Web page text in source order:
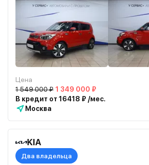
Цена
1 549 000 ₽ 1 349 000 ₽
В кредит от 16418 ₽ /мес.
Москва
KIA
Два владельца